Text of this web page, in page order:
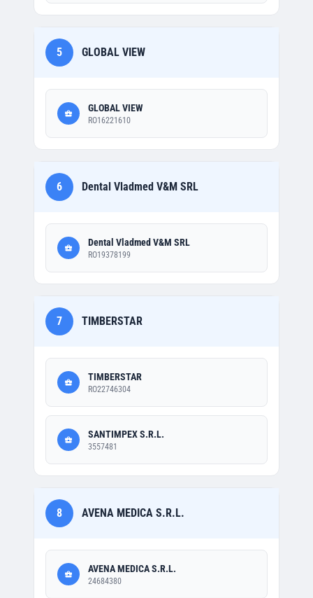
5 GLOBAL VIEW
GLOBAL VIEW
RO16221610
6 Dental Vladmed V&M SRL
Dental Vladmed V&M SRL
RO19378199
7 TIMBERSTAR
TIMBERSTAR
RO22746304
SANTIMPEX S.R.L.
3557481
8 AVENA MEDICA S.R.L.
AVENA MEDICA S.R.L.
24684380